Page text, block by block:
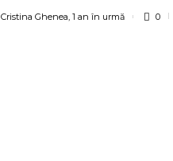
Cristina Ghenea, 1 an în urmă 0